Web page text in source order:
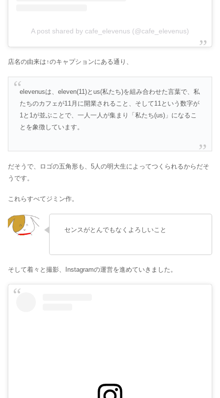
A post shared by cafe_elevenus (@cafe_elevenus)
店名の由来は↑のキャプションにある通り、
elevenusは、eleven(11)とus(私たち)を組み合わせた言葉で、私
たちのカフェが11月に開業されること、そして11という数字が
1と1が並ぶことで、一人一人が集まり「私たち(us)」になるこ
とを象徴しています。
だそうで、ロゴの五角形も、5人の明大生によってつくられるからだそ
うです。
これらすべてジミン作。
センスがとんでもなくよろしいこと
そして着々と撮影、Instagramの運営を進めていきました。